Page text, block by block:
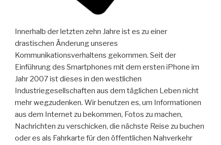
Innerhalb der letzten zehn Jahre ist es zu einer
drastischen Änderung unseres
Kommunikationsverhaltens gekommen. Seit der
Einführung des Smartphones mit dem ersten iPhone im
Jahr 2007 ist dieses in den westlichen
Industriegesellschaften aus dem täglichen Leben nicht
mehr wegzudenken. Wir benutzen es, um Informationen
aus dem Internet zu bekommen, Fotos zu machen,
Nachrichten zu verschicken, die nächste Reise zu buchen
oder es als Fahrkarte für den öffentlichen Nahverkehr